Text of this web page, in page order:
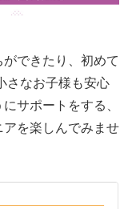
できたり、初めて
さなお子様も安心
サポートをする、
アを楽しんでみませ